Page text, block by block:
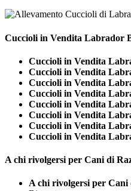
Cuccioli in Vendita Labrador
Cuccioli in Vendita
Cuccioli in Vendita
Cuccioli in Vendita
Cuccioli in Vendita
Cuccioli in Vendita
Cuccioli in Vendita
Cuccioli in Vendita
Cuccioli in Vendita
A chi rivolgersi per Cani di
A chi rivolgersi per Cani